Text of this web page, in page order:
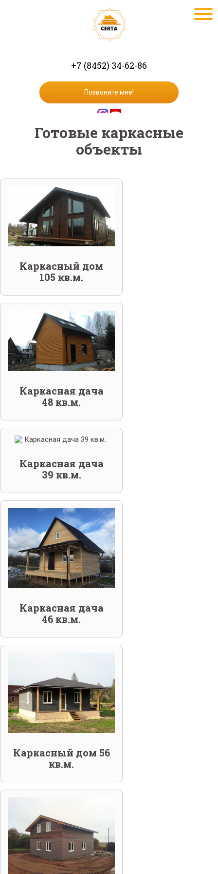
+7 (8452) 34-62-86
Позвоните мне!
Готовые каркасные
объекты
Каркасный дом
105 кв.м.
Каркасная дача
48 кв.м.
Каркасная дача
39 кв.м.
Каркасная дача
46 кв.м.
Каркасный дом 56
кв.м.